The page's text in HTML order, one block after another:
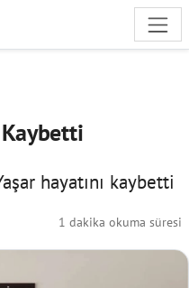
Kaybetti
hayatını kaybetti
1 dakika okuma süresi